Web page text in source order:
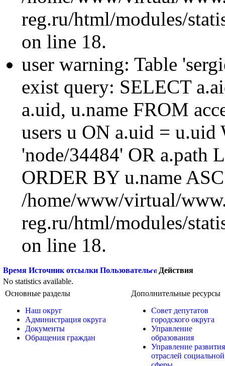
reg.ru/html/modules/
on line 18.
user warning: Table
exist query: SELECT
a.uid, u.name FROM
users u ON a.uid = u.uid
'node/34484' OR a.path
ORDER BY u.name
/home/www/virtual/
reg.ru/html/modules/
on line 18.
Время Источник отсылки Пользователь
Действия
No statistics available.
Основные разделы
Наш округ
Администрация округа
Документы
Обращения граждан
Дополнительные ресурсы
Совет депутатов
городского округа
Управление
образования
Управление развития
отраслей социальной